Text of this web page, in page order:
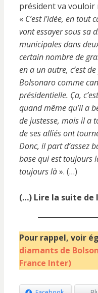
président va vouloir
« C’est l’idée, en tout
vont essayer sous sa
municipales dans
certain nombre de
en a un autre, c’est
Bolsonaro comme
présidentielle. Ça,
quand même qu’il a
de justesse, mais il a
de ses alliés ont
Donc, il part d’assez
base qui est toujours
toujours là». (…)
(…) Lire la suite de
Pour rappel, voir
diamants de
France Inter)